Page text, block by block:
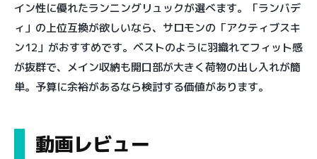
イン性に優れたランニングリュックが選べます。「ランバデ
ィ」の上位互換が欲しいなら、サロモンの「アクティブスキ
ン12」がおすすめです。ベストのように羽織れてフィット感
が抜群で、メイン収納も開口部が大きく荷物の出し入れが簡
単。予算に余裕があるなら検討する価値があります。
動画レビュー